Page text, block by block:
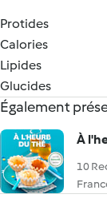
Protides
Calories
Lipides
Glucides
Également
À
10